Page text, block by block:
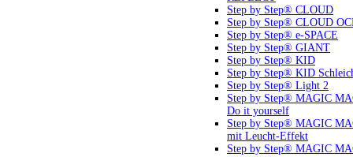
Step by Step® CLOUD
Step by Step® CLOUD
Step by Step® e-SPACE
Step by Step® GIANT
Step by Step® KID
Step by Step® KID
Step by Step® Light 2
Step by Step® MAGIC
Do it yourself
Step by Step® MAGIC
mit Leucht-Effekt
Step by Step® MAGIC